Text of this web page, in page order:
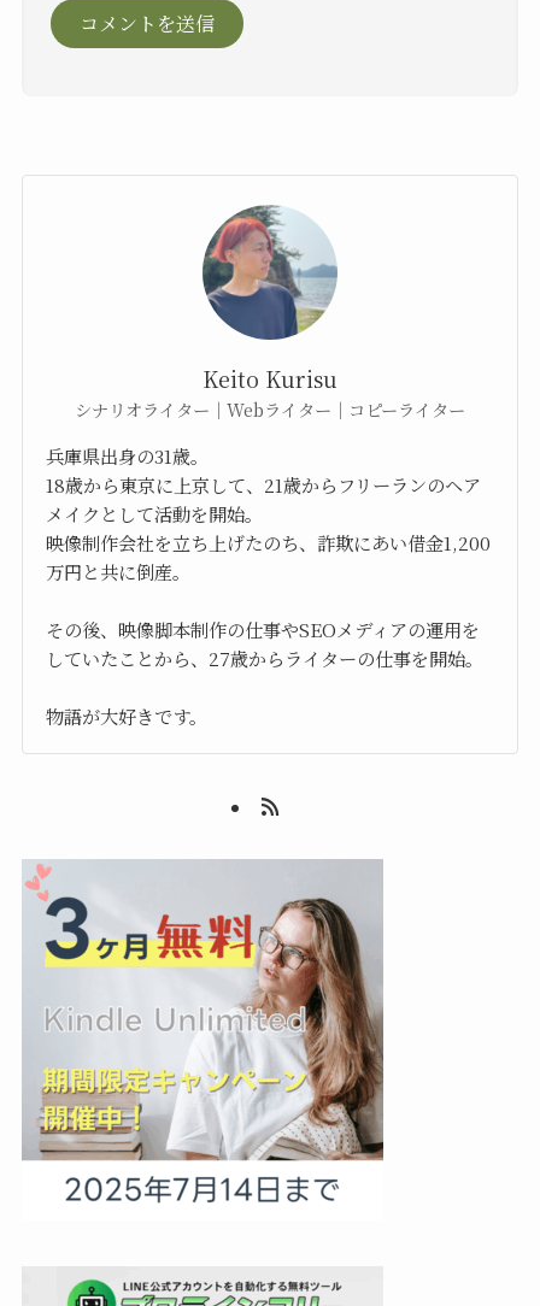
Keito Kurisu
シナリオライター｜Webライター｜コピーライター
兵庫県出身の31歳。
18歳から東京に上京して、21歳からフリーランのヘア
メイクとして活動を開始。
映像制作会社を立ち上げたのち、詐欺にあい借金1,200
万円と共に倒産。
その後、映像脚本制作の仕事やSEOメディアの運用を
していたことから、27歳からライターの仕事を開始。
物語が大好きです。